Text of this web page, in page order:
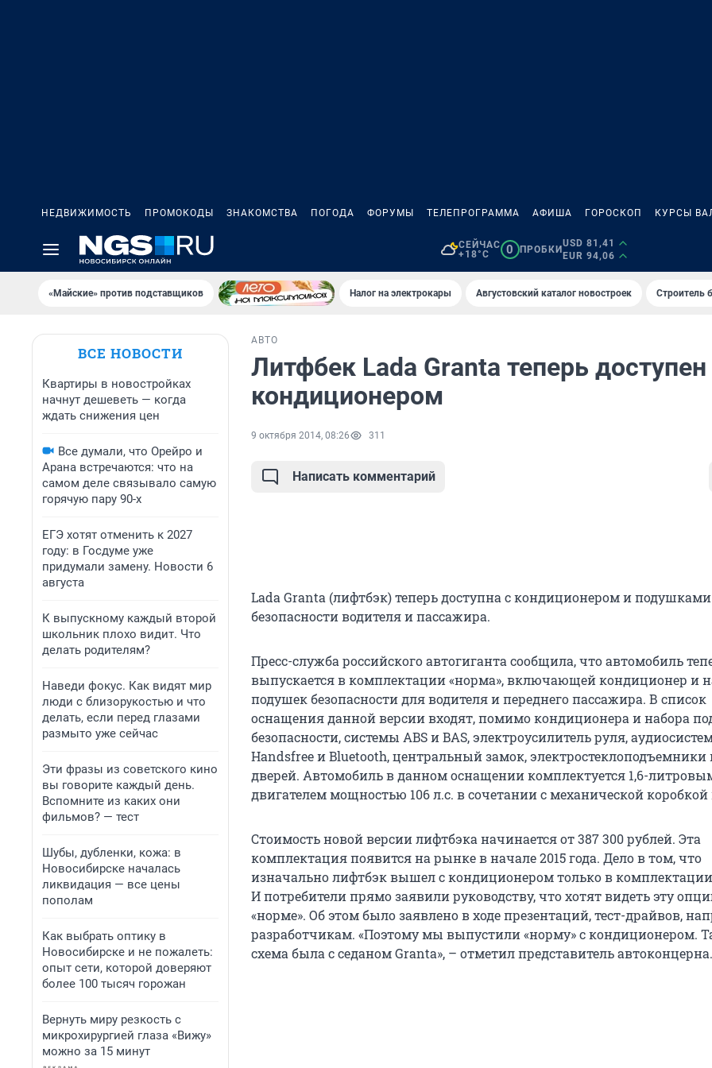
НЕДВИЖИМОСТЬ ПРОМОКОДЫ ЗНАКОМСТВА ПОГОДА ФОРУМЫ ТЕЛЕПРОГРАММА АФИША ГОРОСКОП КУРСЫ
СЕЙЧАС
+18°C
0 ПРОБКИ
USD 81,41
EUR 94,06
«Майские» против подставщиков Налог на электрокары Августовский каталог новостроек Строитель
ВСЕ НОВОСТИ
Квартиры в новостройках
начнут дешеветь — когда
ждать снижения цен
Все думали, что Орейро и
Арана встречаются: что на
самом деле связывало самую
горячую пару 90-х
ЕГЭ хотят отменить к 2027
году: в Госдуме уже
придумали замену. Новости 6
августа
К выпускному каждый второй
школьник плохо видит. Что
делать родителям?
Наведи фокус. Как видят мир
люди с близорукостью и что
делать, если перед глазами
размыто уже сейчас
Эти фразы из советского кино
вы говорите каждый день.
Вспомните из каких они
фильмов? — тест
Шубы, дубленки, кожа: в
Новосибирске началась
ликвидация — все цены
пополам
Как выбрать оптику в
Новосибирске и не пожалеть:
опыт сети, которой доверяют
более 100 тысяч горожан
Вернуть миру резкость с
микрохирургией глаза «Вижу»
можно за 15 минут
АВТО
Литфбек Lada Granta теперь доступен
кондиционером
9 октября 2014, 08:26 311
Написать комментарий
Lada Granta (лифтбэк) теперь доступна с кондиционером и подушками
безопасности водителя и пассажира.
Пресс-служба российского автогиганта сообщила, что автомобиль
выпускается в комплектации «норма», включающей кондиционер и
подушек безопасности для водителя и переднего пассажира. В список
оснащения данной версии входят, помимо кондиционера и набора
безопасности, системы ABS и BAS, электроусилитель руля,
Handsfree и Bluetooth, центральный замок, электростеклоподъемники
дверей. Автомобиль в данном оснащении комплектуется 1,6-
двигателем мощностью 106 л.с. в сочетании с механической коробкой
Стоимость новой версии лифтбэка начинается от 387 300 рублей. Эта
комплектация появится на рынке в начале 2015 года. Дело в том, что
изначально лифтбэк вышел с кондиционером только в
И потребители прямо заявили руководству, что хотят видеть эту
«норме». Об этом было заявлено в ходе презентаций, тест-драйвов,
разработчикам. «Поэтому мы выпустили «норму» с кондиционером.
схема была с седаном Granta», – отметил представитель автоконцерна.